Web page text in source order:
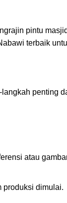
pintu
terbaik
penting
atau
produksi dimulai.